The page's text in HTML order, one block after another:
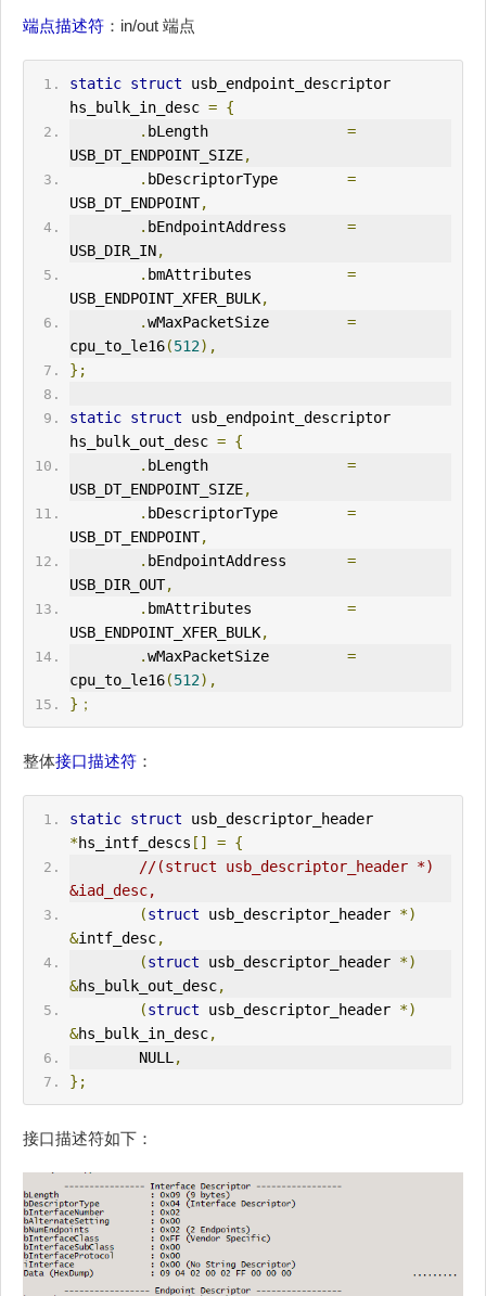
端点描述符 ：in/out 端点
static struct usb_endpoint_descriptor
hs_bulk_in_desc = {
. bLength =
USB_DT_ENDPOINT_SIZE,
. bDescriptorType =
USB_DT_ENDPOINT,
. bEndpointAddress =
USB_DIR_IN,
. bmAttributes =
USB_ENDPOINT_XFER_BULK,
.wMaxPacketSize =
cpu_to_le16(512),
};
static struct usb_endpoint_descriptor
hs_bulk_out_desc = {
. bLength =
USB_DT_ENDPOINT_SIZE,
. bDescriptorType =
USB_DT_ENDPOINT,
. bEndpointAddress =
USB_DIR_ OUT,
. bmAttributes =
USB_ENDPOINT_XFER_BULK,
.wMaxPacketSize =
cpu_to_le16(512),
}；
整体接口描述符 ：
static struct
usb_descriptor_header
*hs_intf_descs [] = {
//(struct usb_descriptor_header *)
&iad_desc,
(struct usb_descriptor_header *)
&intf_desc,
(struct usb_descriptor_header *)
&hs_bulk_out_desc,
(struct usb_descriptor_header *)
&hs_bulk_in_desc,
        NULL
,
};
接口描述符如下：